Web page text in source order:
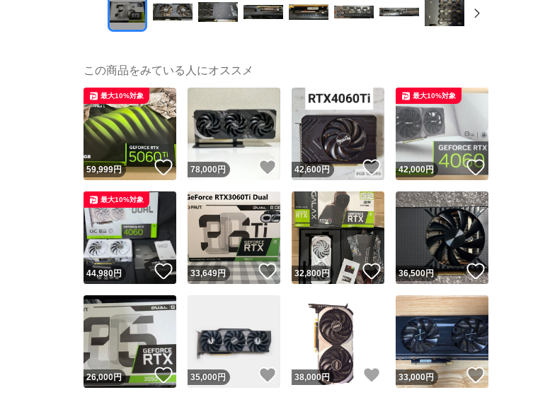
この商品をみている人にオススメ
59,999円 いいね！
最大10%対象
78,000 円 いいね！
42,600円 いいね！
42,000円
最大10%対象
44,980円 いいね！
最大10%対象
33,649円 いいね！
32,800円 いいね！
36,500円 いいね！
26,000円 いいね！
35,000 円 いいね！
38,000円 いいね！
33,000円 いいね！